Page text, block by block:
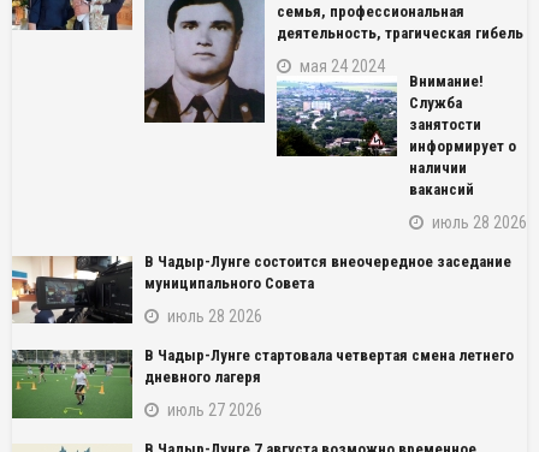
семья, профессиональная
деятельность, трагическая гибель
мая 24 2024
Внимание!
Служба
занятости
информирует о
наличии
вакансий
июль 28 2026
В Чадыр-Лунге состоится внеочередное заседание
муниципального Совета
июль 28 2026
В Чадыр-Лунге стартовала четвертая смена летнего
дневного лагеря
июль 27 2026